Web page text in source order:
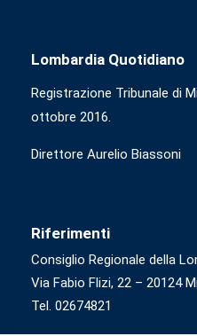
Lombardia Quotidiano
Registrazione Tribunale di
ottobre 2016.
Direttore Aurelio Biassoni
Riferimenti
Consiglio Regionale della
Via Fabio Flizi, 22 – 20124
Tel. 02674821